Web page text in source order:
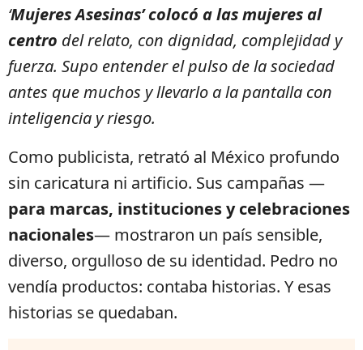
‘Mujeres Asesinas’ colocó a las mujeres al
centro del relato, con dignidad, complejidad y
fuerza. Supo entender el pulso de la sociedad
antes que muchos y llevarlo a la pantalla con
inteligencia y riesgo.
Como publicista, retrató al México profundo
sin caricatura ni artificio. Sus campañas —
para marcas, instituciones y celebraciones
nacionales— mostraron un país sensible,
diverso, orgulloso de su identidad. Pedro no
vendía productos: contaba historias. Y esas
historias se quedaban.